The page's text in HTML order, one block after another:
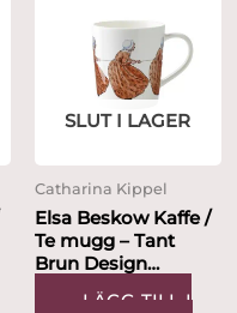
SLUT I LAGER
Catharina Kippel
Elsa Beskow Kaffe /
Te mugg – Tant
Brun Design
Catharina Kippel
LÄGG TILL I